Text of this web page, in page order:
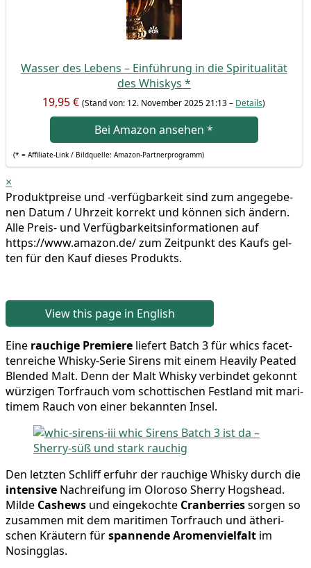
Was­ser des Lebens – Ein­füh­rung in die Spi­ri­tua­li­tät
des Whis­kys *
19,95 € (Stand von: 12. Novem­ber 2025 21:13 – Details)
Bei Ama­zon anse­hen*
(* = Affi­lia­te-Link / Bild­quel­le: Amazon-Partnerprogramm)
×
Pro­dukt­prei­se und ‑ver­füg­bar­keit sind zum ange­ge­be­
nen Datum / Uhr­zeit kor­rekt und kön­nen sich ändern.
Alle Preis- und Ver­füg­bar­keits­in­for­ma­tio­nen auf
https://www.amazon.de/ zum Zeit­punkt des Kaufs gel­
ten für den Kauf die­ses Produkts.
View this page in English
Eine rau­chi­ge Pre­mie­re lie­fert Batch 3 für whics facet­
ten­rei­che Whis­ky-Serie Sirens mit einem Hea­vi­ly Pea­ted
Blen­ded Malt. Denn der Malt Whis­ky ver­bin­det gekonnt
wür­zi­gen Torf­rauch vom schot­ti­schen Fest­land mit mari­
ti­mem Rauch von einer bekann­ten Insel.
Den letz­ten Schliff erfuhr der rau­chi­ge Whis­ky durch die
inten­si­ve Nach­rei­fung im Olo­ro­so Sher­ry Hogs­head.
Mil­de Cas­hews und ein­ge­koch­te Cran­ber­riessor­gen so
zusam­men mit dem mari­ti­men Torf­rauch und äthe­ri­
schen Kräu­tern fürspan­nen­de Aro­men­viel­falt im
Nosingglas.